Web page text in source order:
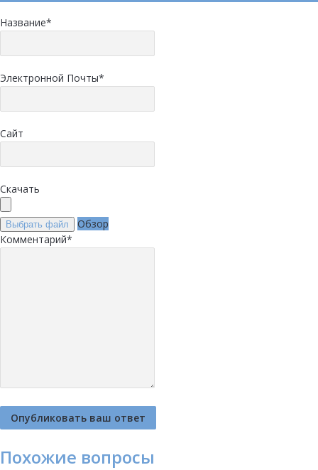
Название*
Электронной Почты*
Сайт
Скачать
Выбрать файл
Обзор
Комментарий*
Похожие вопросы